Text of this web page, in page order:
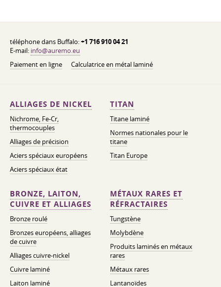
téléphone dans Buffalo:+1 716 910 04 21
E-mail: info@auremo.eu
Paiement en ligne
Calculatrice en métal laminé
ALLIAGES DE NICKEL
Nichrome, Fe-Cr,
thermocouples
Alliages de précision
Aciers spéciaux européens
Aciers spéciaux état
TITAN
Titane laminé
Normes nationales pour le
titane
Titan Europe
BRONZE, LAITON,
CUIVRE ET ALLIAGES
Bronze roulé
Bronzes européens, alliages
de cuivre
Alliages cuivre-nickel
Cuivre laminé
Laiton laminé
MÉTAUX RARES ET
RÉFRACTAIRES
Tungstène
Molybdène
Produits laminés en métaux
rares
Métaux rares
Lantanoïdes